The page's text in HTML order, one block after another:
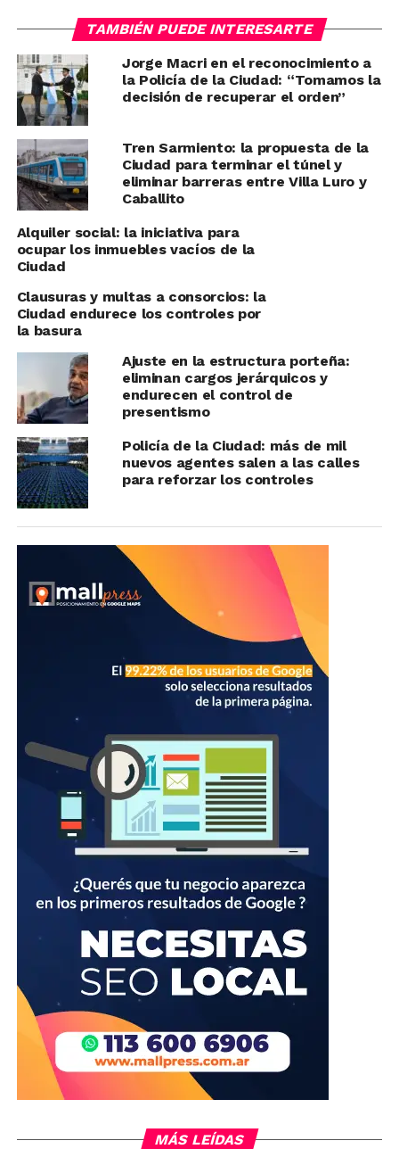
TAMBIÉN PUEDE INTERESARTE
Jorge Macri en el reconocimiento a
la Policía de la Ciudad: “Tomamos la
decisión de recuperar el orden”
Tren Sarmiento: la propuesta de la
Ciudad para terminar el túnel y
eliminar barreras entre Villa Luro y
Caballito
Alquiler social: la iniciativa para
ocupar los inmuebles vacíos de la
Ciudad
Clausuras y multas a consorcios: la
Ciudad endurece los controles por
la basura
Ajuste en la estructura porteña:
eliminan cargos jerárquicos y
endurecen el control de
presentismo
Policía de la Ciudad: más de mil
nuevos agentes salen a las calles
para reforzar los controles
MÁS LEÍDAS